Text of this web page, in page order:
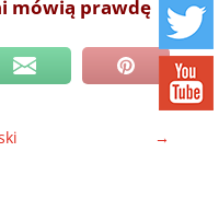
mówią prawdę
→